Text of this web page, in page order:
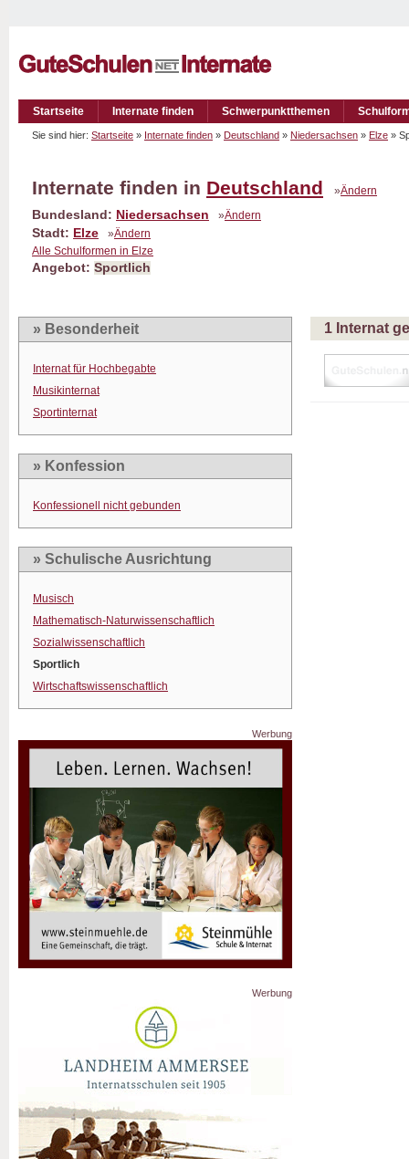
Startseite Internate finden Schwerpunktthemen
Sie sind hier: Startseite » Internate finden » Deutschland » Niedersachsen » Elze »
Internate finden in Deutschland »Ändern
Bundesland: Niedersachsen »Ändern
Stadt: Elze »Ändern
Alle Schulformen in Elze
Angebot: Sportlich
» Besonderheit
Internat für Hochbegabte
Musikinternat
Sportinternat
» Konfession
Konfessionell nicht gebunden
» Schulische Ausrichtung
Musisch
Mathematisch-Naturwissenschaftlich
Sozialwissenschaftlich
Sportlich
Wirtschaftswissenschaftlich
Werbung
Werbung
1 Internat